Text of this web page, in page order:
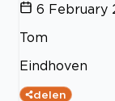
6 February
Tom
Eindhoven
delen